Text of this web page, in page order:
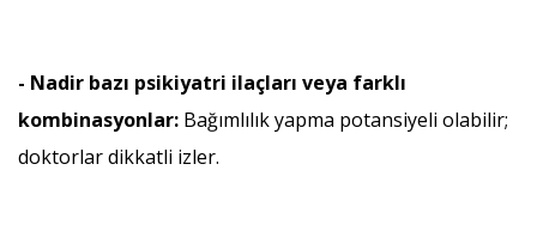
- Nadir bazı psikiyatri ilaçları veya farklı
kombinasyonlar: Bağımlılık yapma potansiyeli olabilir;
doktorlar dikkatli izler.